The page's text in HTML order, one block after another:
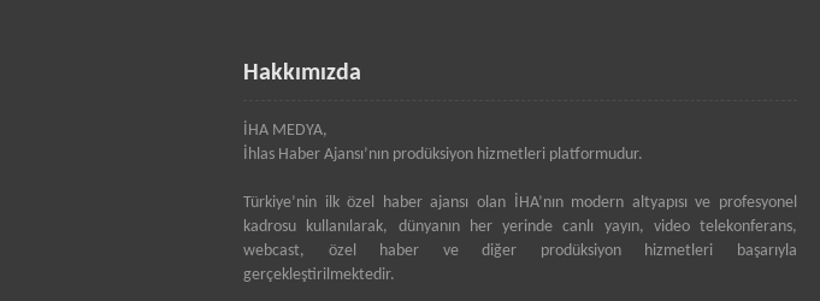
Hakkımızda
İHA MEDYA,
İhlas Haber Ajansı’nın prodüksiyon hizmetleri platformudur.
Türkiye’nin ilk özel haber ajansı olan İHA’nın modern altyapısı ve profesyonel
kadrosu kullanılarak, dünyanın her yerinde canlı yayın, video telekonferans,
webcast, özel haber ve diğer prodüksiyon hizmetleri başarıyla
gerçekleştirilmektedir.